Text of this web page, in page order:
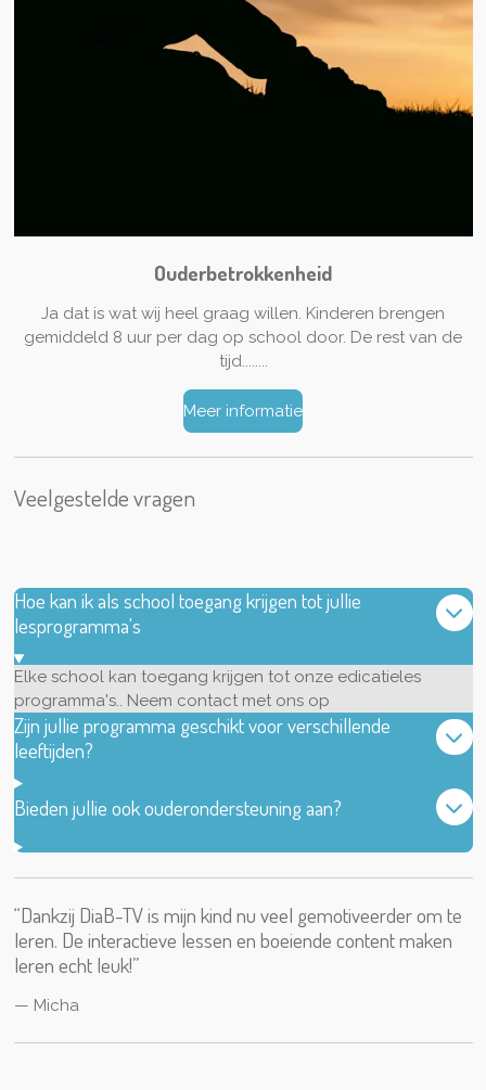
Ouderbetrokkenheid
Ja dat is wat wij heel graag willen. Kinderen brengen
gemiddeld 8 uur per dag op school door. De rest van de
tijd........
Meer informatie
Veelgestelde vragen
Hoe kan ik als school toegang krijgen tot jullie
lesprogramma's
Elke school kan toegang krijgen tot onze edicatieles
programma's.. Neem contact met ons op
Zijn jullie programma geschikt voor verschillende
leeftijden?
Bieden jullie ook ouderondersteuning aan?
“Dankzij DiaB-TV is mijn kind nu veel gemotiveerder om te
leren. De interactieve lessen en boeiende content maken
leren echt leuk!”
— Micha